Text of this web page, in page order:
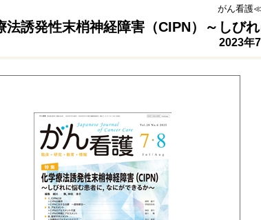
がん看護
法誘発性末梢神経障害（CIPN）～しび
2023年